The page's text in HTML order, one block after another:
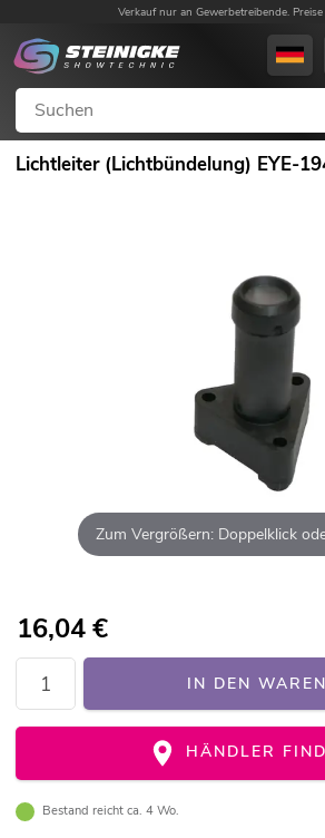
Verkauf nur an Gewerbetreibende.
Lichtleiter (Lichtbündelung) EYE-
Zum Vergrößern: Doppelklick
16,04€
IN DEN
HÄNDLER
Bestand reicht ca. 4 Wo.